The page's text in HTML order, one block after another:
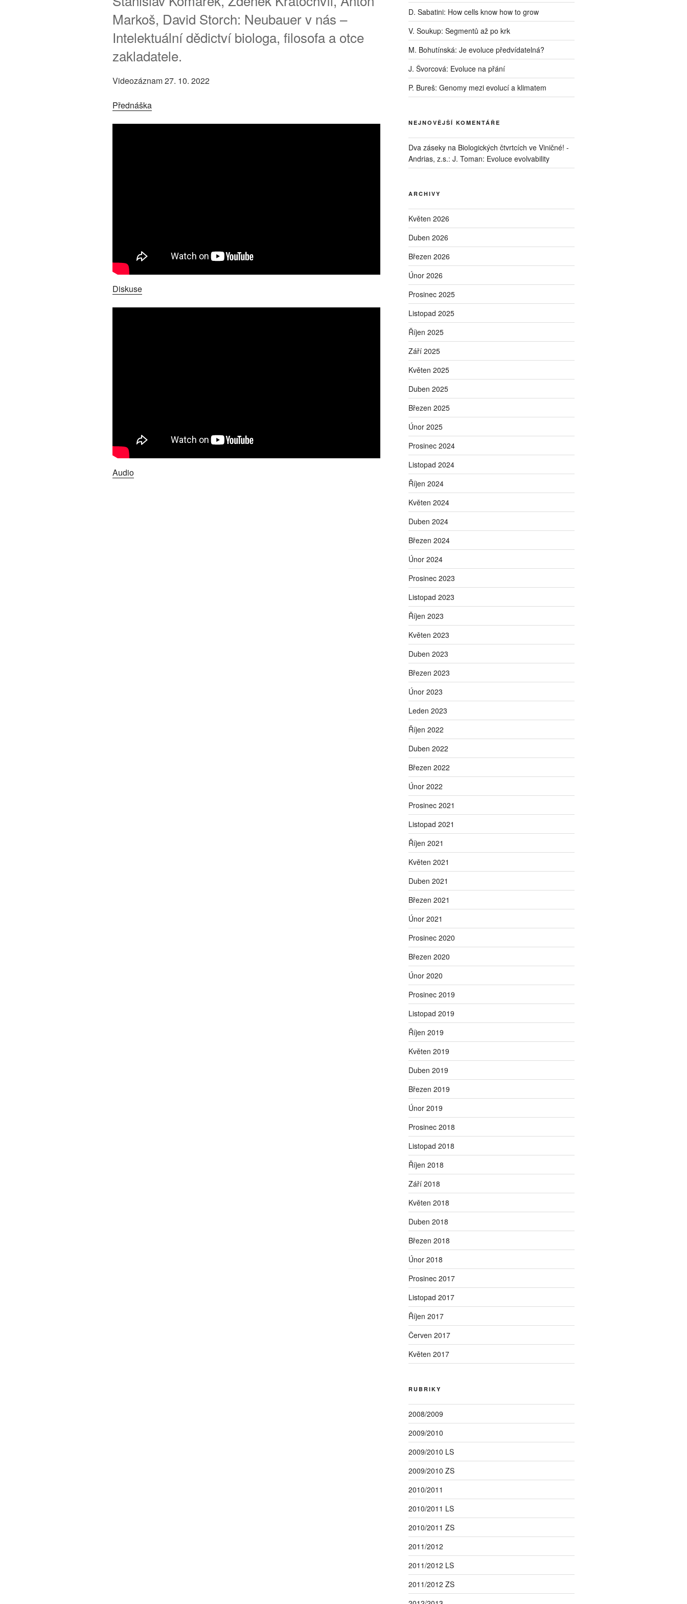
Markoš, David Storch: Neubauer v nás –
Intelektuální dědictví biologa, filosofa a otce
zakladatele.
Videozáznam 27. 10. 2022
Přednáška
Diskuse
Audio
D. Sabatini: How cells know how to grow
V. Soukup: Segmentů až po krk
M. Bohutínská: Je evoluce předvídatelná?
J. Švorcová: Evoluce na přání
P. Bureš: Genomy mezi evolucí a klimatem
NEJNOVĚJŠÍ KOMENTÁŘE
Dva záseky na Biologických čtvrtcích ve Viničné! -
Andrias, z.s.: J. Toman: Evoluce evolvability
ARCHIVY
Květen 2026
Duben 2026
Březen 2026
Únor 2026
Prosinec 2025
Listopad 2025
Říjen 2025
Září 2025
Květen 2025
Duben 2025
Březen 2025
Únor 2025
Prosinec 2024
Listopad 2024
Říjen 2024
Květen 2024
Duben 2024
Březen 2024
Únor 2024
Prosinec 2023
Listopad 2023
Říjen 2023
Květen 2023
Duben 2023
Březen 2023
Únor 2023
Leden 2023
Říjen 2022
Duben 2022
Březen 2022
Únor 2022
Prosinec 2021
Listopad 2021
Říjen 2021
Květen 2021
Duben 2021
Březen 2021
Únor 2021
Prosinec 2020
Březen 2020
Únor 2020
Prosinec 2019
Listopad 2019
Říjen 2019
Květen 2019
Duben 2019
Březen 2019
Únor 2019
Prosinec 2018
Listopad 2018
Říjen 2018
Září 2018
Květen 2018
Duben 2018
Březen 2018
Únor 2018
Prosinec 2017
Listopad 2017
Říjen 2017
Červen 2017
Květen 2017
RUBRIKY
2008/2009
2009/2010
2009/2010 LS
2009/2010 ZS
2010/2011
2010/2011 LS
2010/2011 ZS
2011/2012
2011/2012 LS
2011/2012 ZS